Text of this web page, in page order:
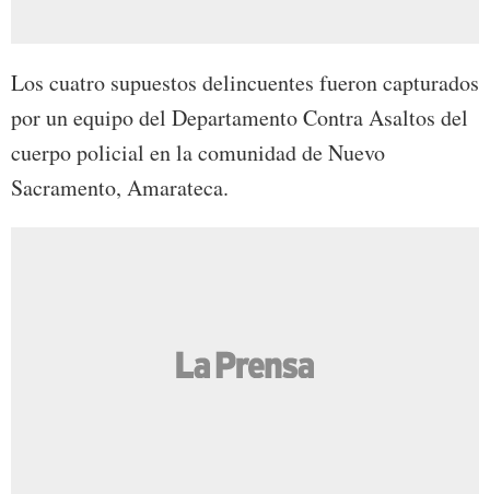
Los cuatro supuestos delincuentes fueron capturados
por un equipo del Departamento Contra Asaltos del
cuerpo policial en la comunidad de Nuevo
Sacramento, Amarateca.